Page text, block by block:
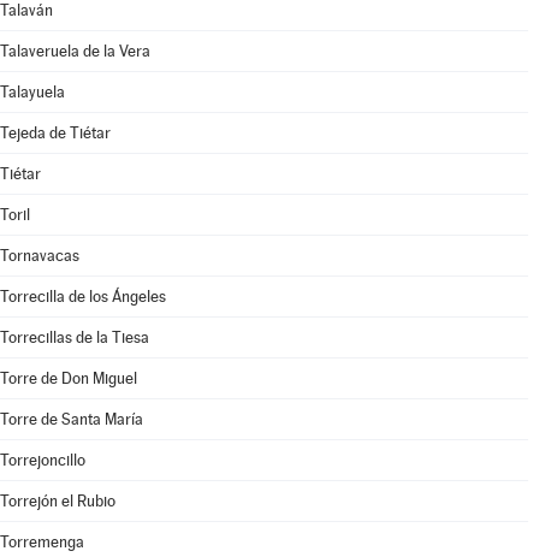
Talaván
Talaveruela de la Vera
Talayuela
Tejeda de Tiétar
Tiétar
Toril
Tornavacas
Torrecilla de los Ángeles
Torrecillas de la Tiesa
Torre de Don Miguel
Torre de Santa María
Torrejoncillo
Torrejón el Rubio
Torremenga